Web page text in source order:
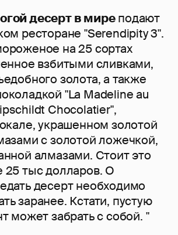
десерт в миреподают
ресторане "Serendipity 3".
на 25 сортах
взбитыми сливками,
золота, а также
"La Madeline au
Chocolatier",
украшенном золотой
с золотой ложечкой,
алмазами. Стоит это
25 тыс долларов. О
десерт необходимо
заранее. Кстати, пустую
может забрать с собой. "